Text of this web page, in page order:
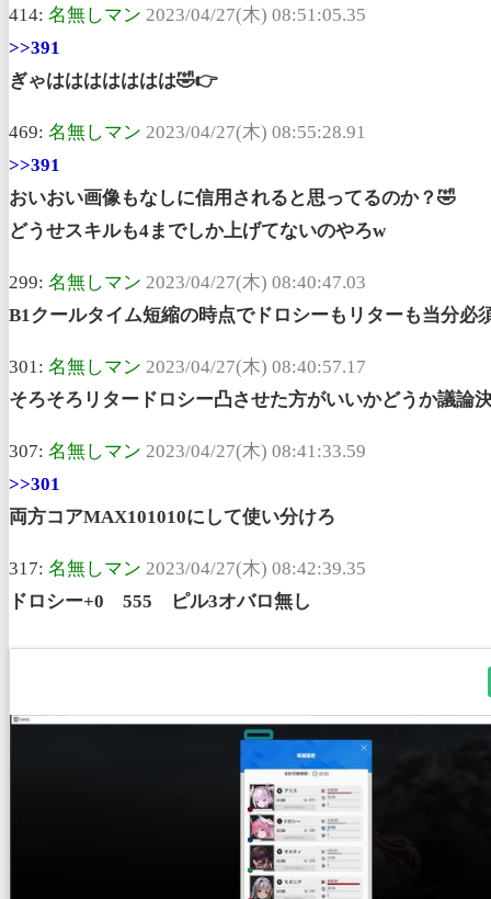
414: 名無しマン 2023/04/27(木) 08:51:05.35
>>391
ぎゃははははははは🤣👉
469: 名無しマン 2023/04/27(木) 08:55:28.91
>>391
おいおい画像もなしに信用されると思ってるのか？🤣
どうせスキルも4までしか上げてないのやろw
299: 名無しマン 2023/04/27(木) 08:40:47.03
B1クールタイム短縮の時点でドロシーもリターも当分必
301: 名無しマン 2023/04/27(木) 08:40:57.17
そろそろリタードロシー凸させた方がいいかどうか議論
307: 名無しマン 2023/04/27(木) 08:41:33.59
>>301
両方コアMAX101010にして使い分けろ
317: 名無しマン 2023/04/27(木) 08:42:39.35
ドロシー+0 555 ピル3オバロ無し